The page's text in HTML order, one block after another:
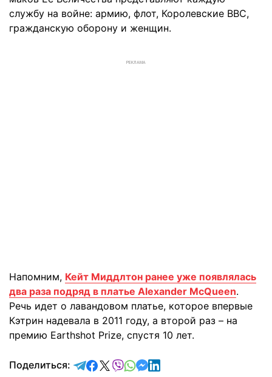
службу на войне: армию, флот, Королевские ВВС,
гражданскую оборону и женщин.
РЕКЛАМА
Напомним, Кейт Миддлтон ранее уже появлялась
два раза подряд в платье Alexander McQueen.
Речь идет о лавандовом платье, которое впервые
Кэтрин надевала в 2011 году, а второй раз – на
премию Earthshot Prize, спустя 10 лет.
Поделиться: отправить в Telegram
поделиться в Facebook
поделиться в X
отправить в Viber
отправить в Whatsapp
отправить в Messenger
отправить в LinkedIn